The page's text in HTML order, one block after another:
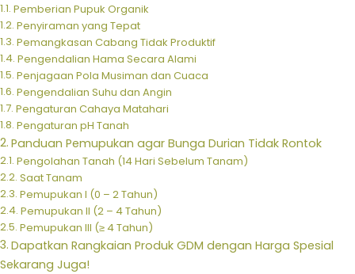
Pemberian Pupuk Organik
Penyiraman yang Tepat
Pemangkasan Cabang Tidak Produktif
Pengendalian Hama Secara Alami
Penjagaan Pola Musiman dan Cuaca
Pengendalian Suhu dan Angin
Pengaturan Cahaya Matahari
Pengaturan pH Tanah
Panduan Pemupukan agar Bunga Durian Tidak Rontok
Pengolahan Tanah (14 Hari Sebelum Tanam)
Saat Tanam
Pemupukan I (0 – 2 Tahun)
Pemupukan II (2 – 4 Tahun)
Pemupukan III (≥ 4 Tahun)
Dapatkan Rangkaian Produk GDM dengan Harga Spesial
Sekarang Juga!